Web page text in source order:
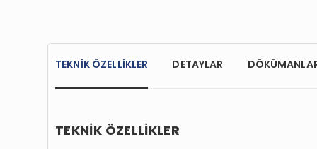
TEKNİK ÖZELLİKLER DETAYLAR
TEKNİK ÖZELLİKLER